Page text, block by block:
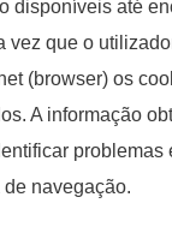
disponíveis até
vez que o
(browser) os
A informação
problemas
navegação.